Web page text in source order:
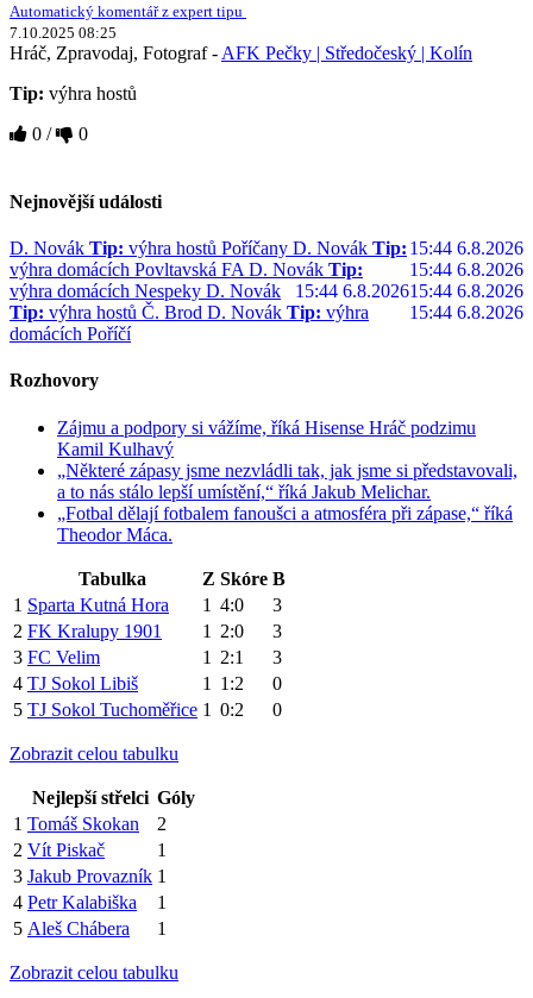
Automatický komentář z expert tipu
7.10.2025 08:25
Hráč, Zpravodaj, Fotograf - AFK Pečky | Středočeský | Kolín
Tip: výhra hostů
0 / 0
Nejnovější události
D. Novák 15:44 6.8.2026
Tip: výhra hostů Poříčany D. Novák
15:44 6.8.2026
Tip:
výhra domácích Povltavská FA D. Novák
15:44 6.8.2026
Tip:
výhra domácích Nespeky D. Novák
15:44 6.8.2026
Tip: výhra hostů Č. Brod D. Novák 15:44 6.8.2026
Tip: výhra
domácích Poříčí
Rozhovory
Zájmu a podpory si vážíme, říká Hisense Hráč podzimu
Kamil Kulhavý
„Některé zápasy jsme nezvládli tak, jak jsme si představovali,
a to nás stálo lepší umístění,“ říká Jakub Melichar.
„Fotbal dělají fotbalem fanoušci a atmosféra při zápase,“ říká
Theodor Máca.
Tabulka Z Skóre B
1 Sparta Kutná Hora 1 4:0
3
2 FK Kralupy 1901 1 2:0
3
3 FC Velim 1 2:1
3
4 TJ Sokol Libiš 1 1:2
0
5 TJ Sokol Tuchoměřice 1 0:2 0
Zobrazit celou tabulku
Nejlepší střelci Góly
1 Tomáš Skokan
2
2 Vít Piskač
1
3 Jakub Provazník 1
4 Petr Kalabiška
1
5 Aleš Chábera 1
Zobrazit celou tabulku